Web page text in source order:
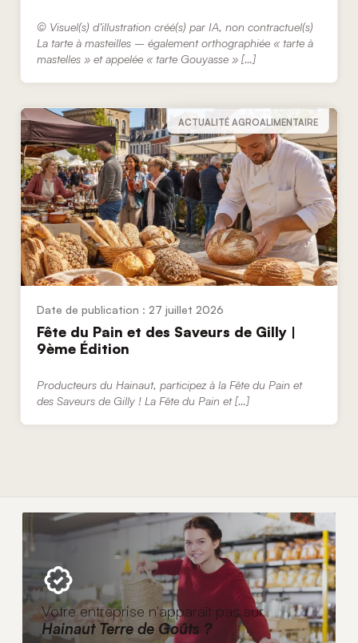
© Visuel(s) d’illustration créé(s) par IA, non contractuel(s)
La tarte à masteilles – également orthographiée « tarte à
mastelles » et appelée « tarte Gouyasse » […]
ACTUALITÉ AGROALIMENTAIRE
27 juillet 2026
Fête du Pain et des Saveurs de Gilly |
9ème Édition
Producteurs du Hainaut, participez à la Fête du Pain et
des Saveurs de Gilly ! La Fête du Pain et […]
Votre entreprise n'apparaît pas sur
Hainaut Terre de Goûts ?